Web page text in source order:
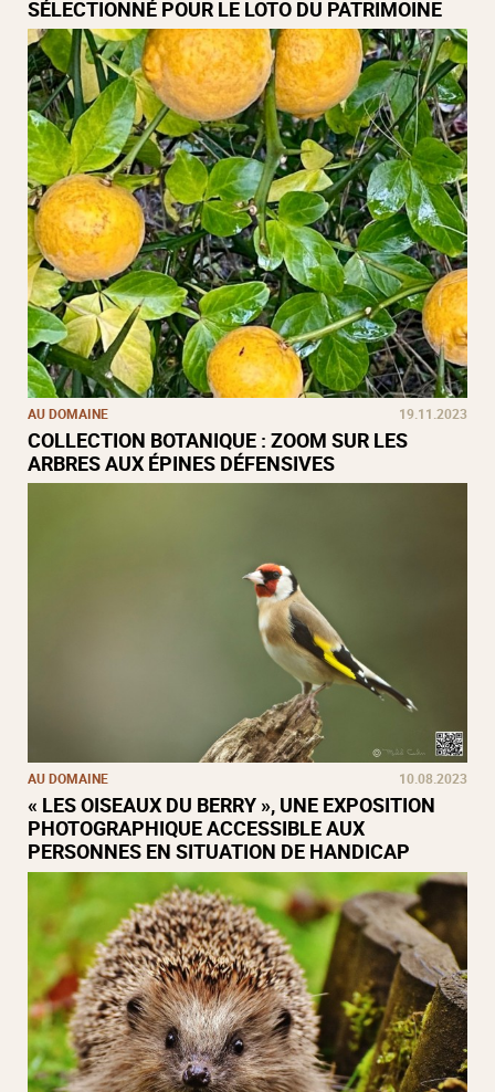
SÉLECTIONNÉ POUR LE LOTO DU PATRIMOINE
AU DOMAINE 19.11.2023
COLLECTION BOTANIQUE : ZOOM SUR LES
ARBRES AUX ÉPINES DÉFENSIVES
AU DOMAINE 10.08.2023
« LES OISEAUX DU BERRY », UNE EXPOSITION
PHOTOGRAPHIQUE ACCESSIBLE AUX
PERSONNES EN SITUATION DE HANDICAP